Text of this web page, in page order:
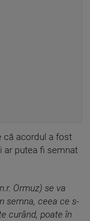
că acordul a fost
ar putea fi semnat
Ormuz) se va
semna, ceea ce s-
curând, poate în